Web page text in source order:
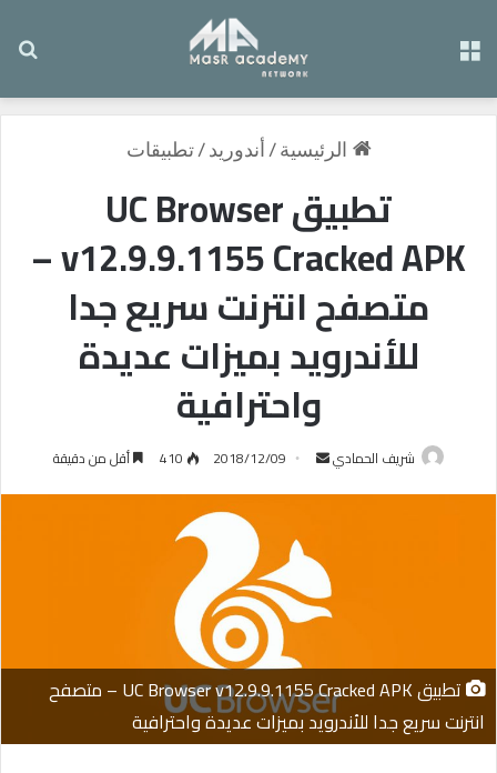
الرئيسية / أندوريد /تطبيقات
تطبيق UC Browser
v12.9.9.1155 Cracked APK –
متصفح انترنت سريع جدا
للأندرويد بميزات عديدة
واحترافية
شريف الحمادي 2018/12/09
410 أقل من دقيقة
تطبيق UC Browser v12.9.9.1155 Cracked APK – متصفح
انترنت سريع جدا للأندرويد بميزات عديدة واحترافية